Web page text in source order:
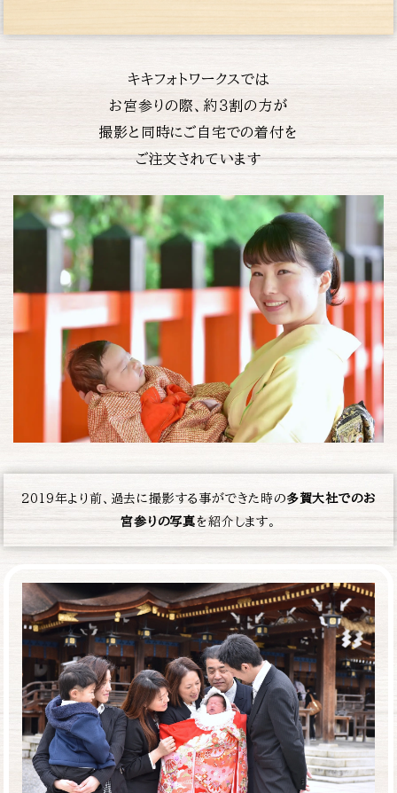
キキフォトワークスでは
お宮参りの際、約３割の方が
撮影と同時にご自宅での着付を
ご注文されています
2019年より前、過去に撮影する事ができた時の多賀大社でのお
宮参りの写真 を紹介します。